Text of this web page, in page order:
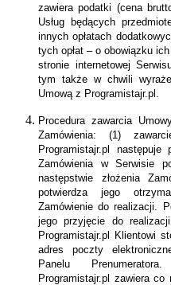
zawiera podatki (cena
Usług będących
innych opłatach
tych opłat – o obowiązku
stronie internetowej
tym także w chwili
Umową z Programistajr.pl.
Procedura zawarcia
Zamówienia: (1)
Programistajr.pl
Zamówienia w Serwisie
następstwie złożenia
potwierdza jego
Zamówienie do realizacji.
jego przyjęcie do
Programistajr.pl Klientowi
adres poczty
Panelu
Programistajr.pl zawiera co